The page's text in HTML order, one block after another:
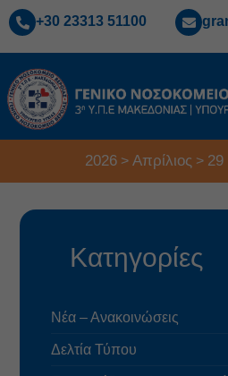
+30 23313 51100
2026> Απρίλιος > 29
Κατηγορίες
Νέα – Ανακοινώσεις
Δελτία Τύπου